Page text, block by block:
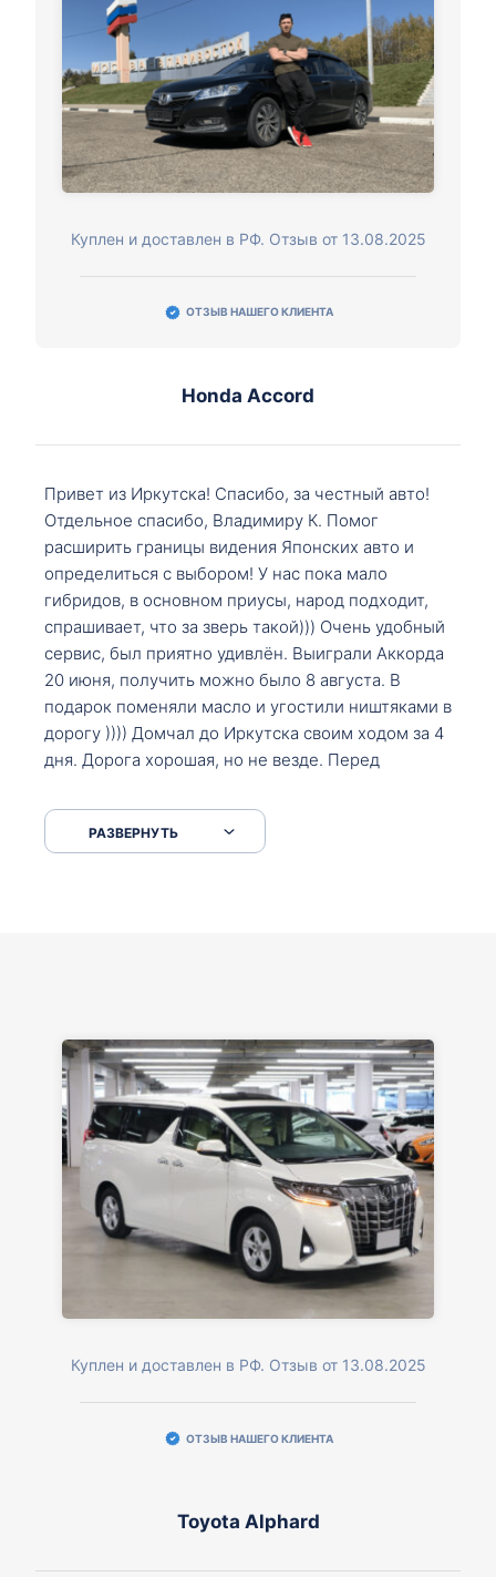
Куплен и доставлен в РФ. Отзыв от 13.08.2025
ОТЗЫВ НАШЕГО КЛИЕНТА
Honda Accord
Привет из Иркутска! Спасибо, за честный авто!
Отдельное спасибо, Владимиру К. Помог
расширить границы видения Японских авто и
определиться с выбором! У нас пока мало
гибридов, в основном приусы, народ подходит,
спрашивает, что за зверь такой))) Очень удобный
сервис, был приятно удивлён. Выиграли Аккорда
20 июня, получить можно было 8 августа. В
подарок поменяли масло и угостили ништяками в
дорогу )))) Домчал до Иркутска своим ходом за 4
дня. Дорога хорошая, но не везде. Перед
серпантинах по пути следования.
РАЗВЕРНУТЬ
Куплен и доставлен в РФ. Отзыв от 13.08.2025
ОТЗЫВ НАШЕГО КЛИЕНТА
Toyota Alphard